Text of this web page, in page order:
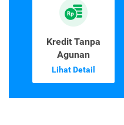
Kredit Tanpa
Agunan
Lihat Detail